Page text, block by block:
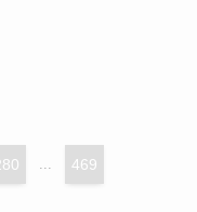
... 469